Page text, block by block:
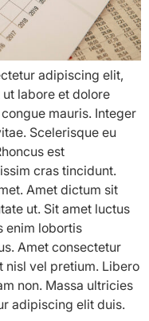
adipiscing elit,
labore et dolore
mauris. Integer
Scelerisque eu
est
cras tincidunt.
Amet dictum sit
ut. Sit amet luctus
enim lobortis
Amet consectetur
nisl vel pretium. Libero
non. Massa ultricies
adipiscing elit duis.